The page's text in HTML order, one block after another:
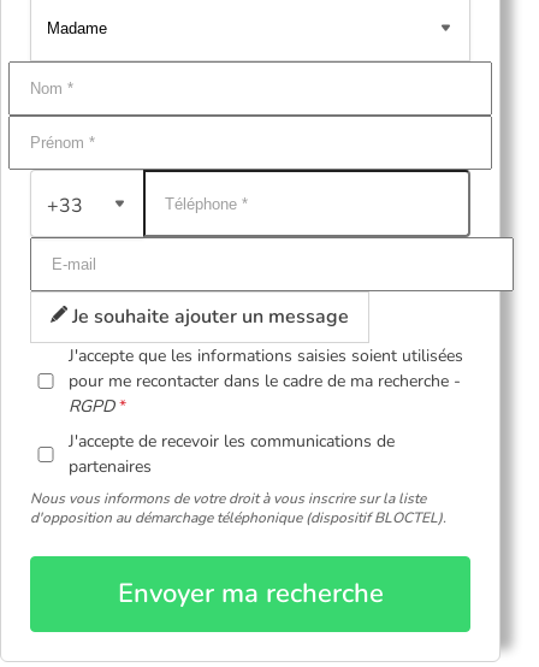
+33
Je souhaite ajouter un message
J'accepte que les informations saisies soient utilisées
pour me recontacter dans le cadre de ma recherche -
RGPD
J'accepte de recevoir les communications de
partenaires
Nous vous informons de votre droit à vous inscrire sur la liste
d'opposition au démarchage téléphonique (dispositif BLOCTEL).
Envoyer ma recherche